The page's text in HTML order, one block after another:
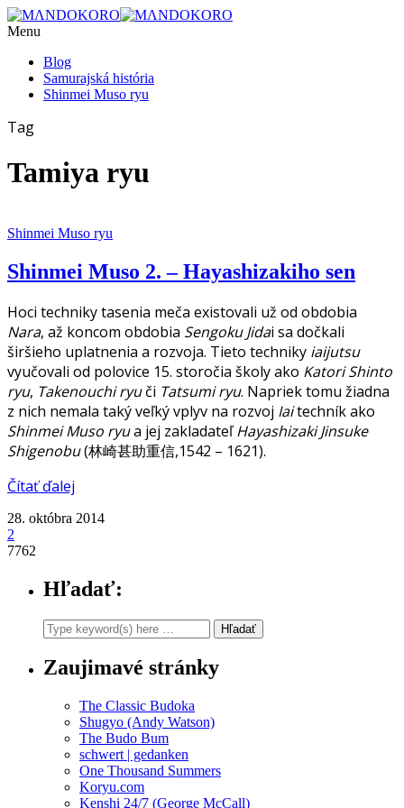
Menu
Blog
Samurajská história
Shinmei Muso ryu
Tag
Tamiya ryu
Shinmei Muso ryu
Shinmei Muso 2. – Hayashizakiho sen
Hoci techniky tasenia meča existovali už od obdobia
Nara, až koncom obdobia Sengoku Jidai sa dočkali
širšieho uplatnenia a rozvoja. Tieto techniky iaijutsu
vyučovali od polovice 15. storočia školy ako Katori Shinto
ryu, Takenouchi ryuči Tatsumi ryu. Napriek tomu žiadna
z nich nemala taký veľký vplyv na rozvoj Iaitechník ako
Shinmei Muso ryua jej zakladateľHayashizaki Jinsuke
Shigenobu(林崎甚助重信,1542 – 1621).
Čítať ďalej
28. októbra 2014
2
7762
Hľadať:
Zaujimavé stránky
The Classic Budoka
Shugyo (Andy Watson)
The Budo Bum
schwert | gedanken
One Thousand Summers
Koryu.com
Kenshi 24/7 (George McCall)